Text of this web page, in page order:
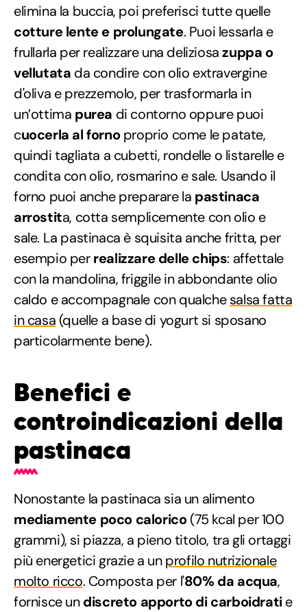
elimina la buccia, poi preferisci tutte quelle
cotture lente e prolungate. Puoi lessarla e
frullarla per realizzare una deliziosazuppa o
vellutata da condire con olio extravergine
d'oliva e prezzemolo, per trasformarla in
un’ottima purea di contorno oppure puoi
cuocerla al fornoproprio come le patate,
quindi tagliata a cubetti, rondelle o listarelle e
condita con olio, rosmarino e sale. Usando il
forno puoi anche preparare la pastinaca
arrostita, cotta semplicemente con olio e
sale. La pastinaca è squisita anche fritta, per
esempio perrealizzare delle chips: affettale
con la mandolina, friggile in abbondante olio
caldo e accompagnale con qualchesalsa fatta
in casa (quelle a base di yogurt si sposano
particolarmente bene).
Benefici e
controindicazioni della
pastinaca
Nonostante la pastinaca sia un alimento
mediamente poco calorico(75 kcal per 100
grammi), si piazza, a pieno titolo, tra gli ortaggi
più energetici grazie a unprofilo nutrizionale
molto ricco. Composta per l'80% da acqua,
fornisce undiscreto apporto di carboidratie